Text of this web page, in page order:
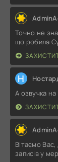
Точно не
що робила
Н
А озвучка на
Вітаємо Вас,
записів у